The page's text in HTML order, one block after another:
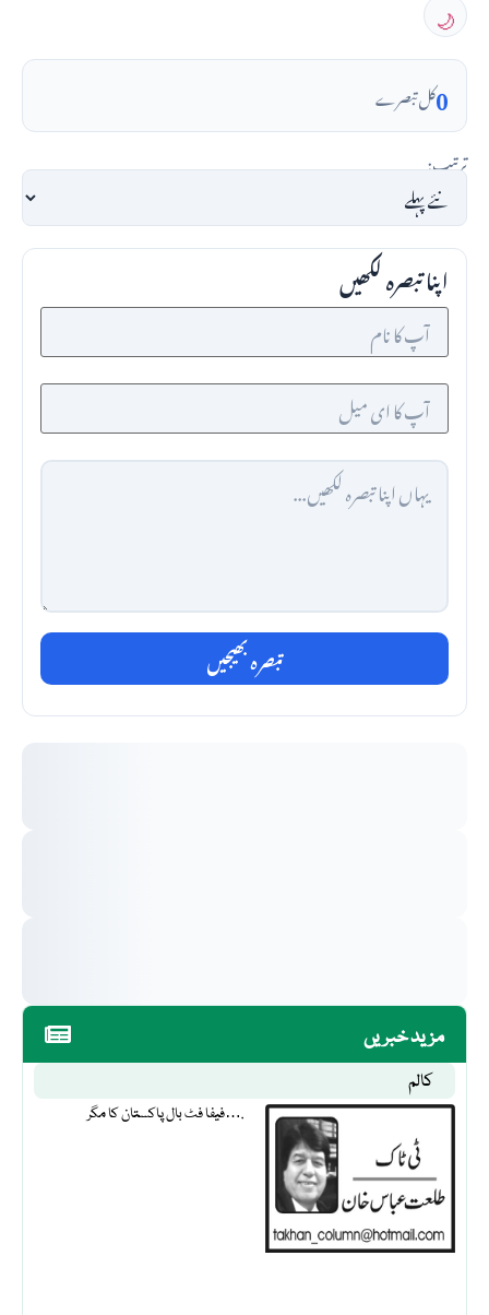
مزید خبریں
کالم
فیفا فٹ بال پاکستان کا مگر….
🌙
0کل تبصرے
ترتیب:
اپنا تبصرہ لکھیں
تبصرہ بھیجیں